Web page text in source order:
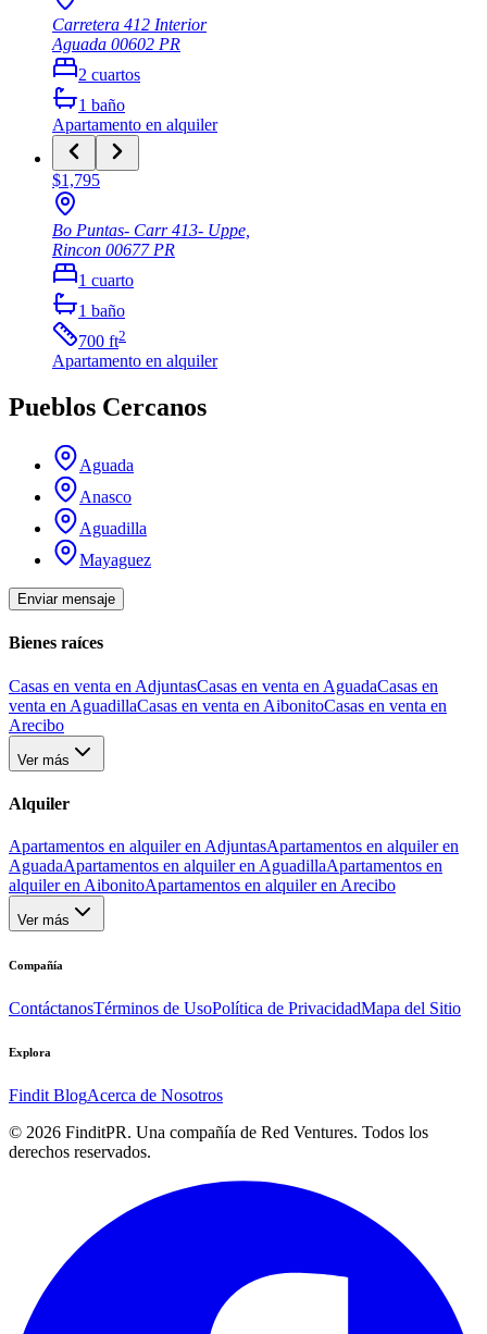
Carretera 412 Interior
Aguada 00602 PR
2 cuartos
1 baño
Apartamento en alquiler
$1,795
Bo Puntas- Carr 413- Uppe,
Rincon 00677PR
1 cuarto
1 baño
700 ft2
Apartamento en alquiler
Pueblos Cercanos
Aguada
Anasco
Aguadilla
Mayaguez
Enviar mensaje
Bienes raíces
Casas en venta en AdjuntasCasas en venta en AguadaCasas en
venta en AguadillaCasas en venta en AibonitoCasas en venta en
Arecibo
Ver más
Alquiler
Apartamentos en alquiler en AdjuntasApartamentos en alquiler en
AguadaApartamentos en alquiler en AguadillaApartamentos en
alquiler en AibonitoApartamentos en alquiler en Arecibo
Ver más
Compañía
ContáctanosTérminos de UsoPolítica de PrivacidadMapa del Sitio
Explora
Findit BlogAcerca de Nosotros
© 2026 FinditPR. Una compañía de Red Ventures. Todos los
derechos reservados.